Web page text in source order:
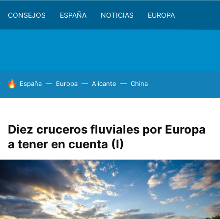
CONSEJOS ESPAÑA NOTICIAS EUROPA
HOY SE HABLA DE
España Europa Alicante China
Diez cruceros fluviales por Europa
a tener en cuenta (I)